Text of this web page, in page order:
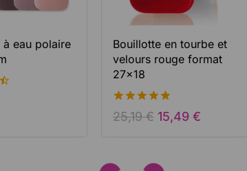
à eau polaire
Bouillotte en tourbe et
velours rouge format
27×18
5.00
de 5
25,19€ 15,49 €